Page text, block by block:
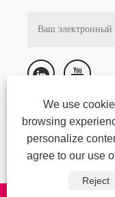
Авторское
герметизирующие
изоляционных
прокладки,
We use
browsing
personalize
agree to our use
Reject